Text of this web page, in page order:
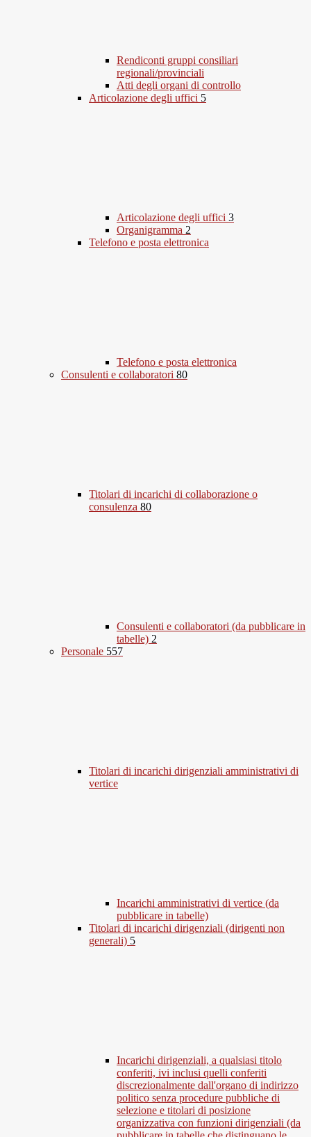
Rendiconti gruppi consiliari
regionali/provinciali
Atti degli organi di controllo
Articolazione degli uffici 5
Articolazione degli uffici 3
Organigramma 2
Telefono e posta elettronica
Telefono e posta elettronica
Consulenti e collaboratori 80
Titolari di incarichi di collaborazione o
consulenza 80
Consulenti e collaboratori (da pubblicare in
tabelle) 2
Personale 557
Titolari di incarichi dirigenziali amministrativi di
vertice
Incarichi amministrativi di vertice (da
pubblicare in tabelle)
Titolari di incarichi dirigenziali (dirigenti non
generali) 5
Incarichi dirigenziali, a qualsiasi titolo
conferiti, ivi inclusi quelli conferiti
discrezionalmente dall'organo di indirizzo
politico senza procedure pubbliche di
selezione e titolari di posizione
organizzativa con funzioni dirigenziali (da